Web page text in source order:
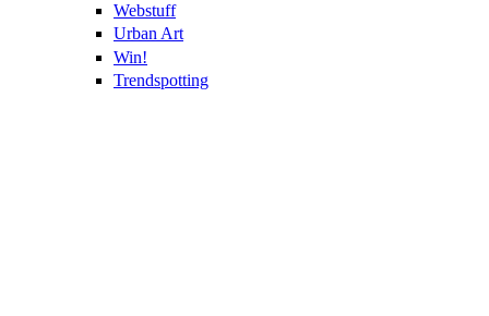
Webstuff
Urban Art
Win!
Trendspotting